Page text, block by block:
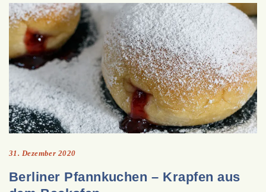
31. Dezember 2020
Berliner Pfannkuchen – Krapfen aus